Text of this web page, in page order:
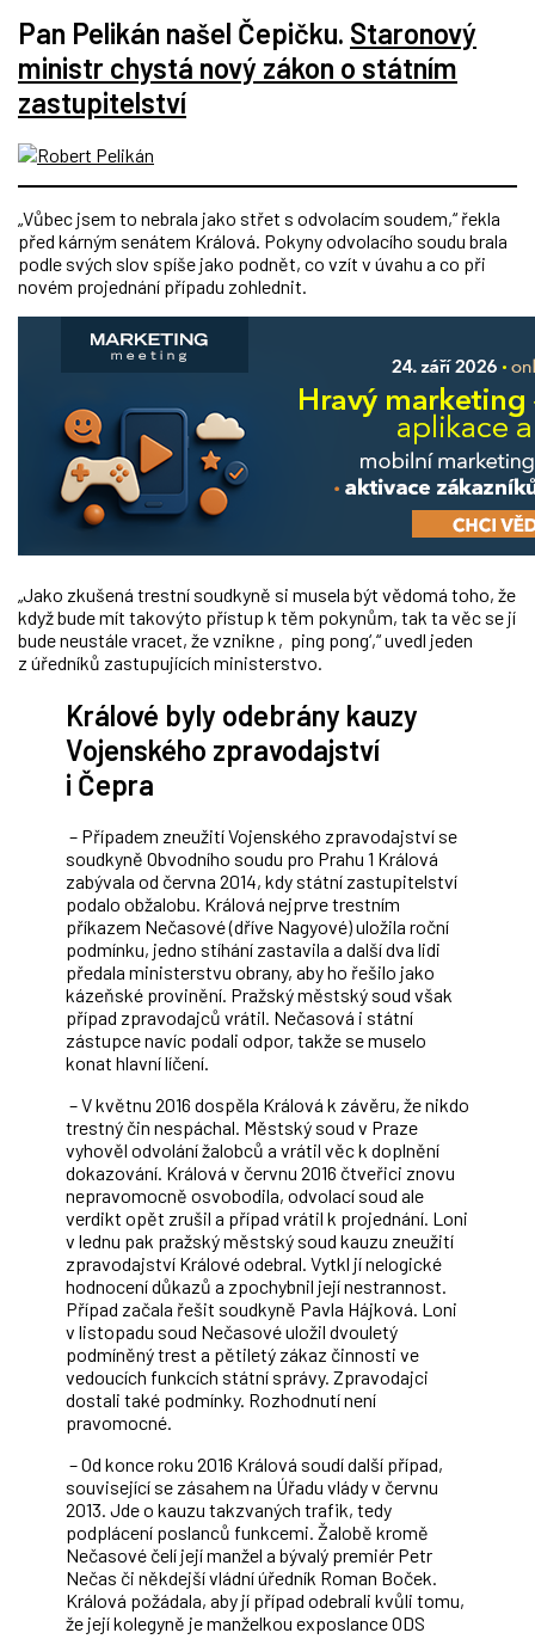
Pan Pelikán našel Čepičku. Staronový
ministr chystá nový zákon o státním
zastupitelství
„Vůbec jsem to nebrala jako střet s odvolacím soudem,“ řekla
před kárným senátem Králová. Pokyny odvolacího soudu brala
podle svých slov spíše jako podnět, co vzít v úvahu a co při
novém projednání případu zohlednit.
„Jako zkušená trestní soudkyně si musela být vědomá toho, že
když bude mít takovýto přístup k těm pokynům, tak ta věc se jí
bude neustále vracet, že vznikne ‚ping pong‘,“ uvedl jeden
z úředníků zastupujících ministerstvo.
Králové byly odebrány kauzy
Vojenského zpravodajství
i Čepra
– Případem zneužití Vojenského zpravodajství se
soudkyně Obvodního soudu pro Prahu 1 Králová
zabývala od června 2014, kdy státní zastupitelství
podalo obžalobu. Králová nejprve trestním
příkazem Nečasové (dříve Nagyové) uložila roční
podmínku, jedno stíhání zastavila a další dva lidi
předala ministerstvu obrany, aby ho řešilo jako
kázeňské provinění. Pražský městský soud však
případ zpravodajců vrátil. Nečasová i státní
zástupce navíc podali odpor, takže se muselo
konat hlavní líčení.
– V květnu 2016 dospěla Králová k závěru, že nikdo
trestný čin nespáchal. Městský soud v Praze
vyhověl odvolání žalobců a vrátil věc k doplnění
dokazování. Králová v červnu 2016 čtveřici znovu
nepravomocně osvobodila, odvolací soud ale
verdikt opět zrušil a případ vrátil k projednání. Loni
v lednu pak pražský městský soud kauzu zneužití
zpravodajství Králové odebral. Vytkl jí nelogické
hodnocení důkazů a zpochybnil její nestrannost.
Případ začala řešit soudkyně Pavla Hájková. Loni
v listopadu soud Nečasové uložil dvouletý
podmíněný trest a pětiletý zákaz činnosti ve
vedoucích funkcích státní správy. Zpravodajci
dostali také podmínky. Rozhodnutí není
pravomocné.
– Od konce roku 2016 Králová soudí další případ,
související se zásahem na Úřadu vlády v červnu
2013. Jde o kauzu takzvaných trafik, tedy
podplácení poslanců funkcemi. Žalobě kromě
Nečasové čelí její manžel a bývalý premiér Petr
Nečas či někdejší vládní úředník Roman Boček.
Králová požádala, aby jí případ odebrali kvůli tomu,
že její kolegyně je manželkou exposlance ODS